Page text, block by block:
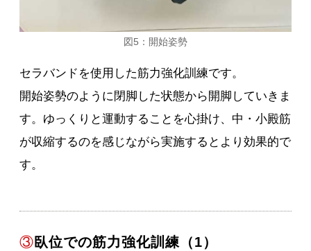
図5：開始姿勢
セラバンドを使用した筋力強化訓練です。
開始姿勢のように閉脚した状態から開脚していきま
す。ゆっくりと運動することを心掛け、中・小殿筋
が収縮するのを感じながら実施するとより効果的で
す。
③臥位での筋力強化訓練（1）